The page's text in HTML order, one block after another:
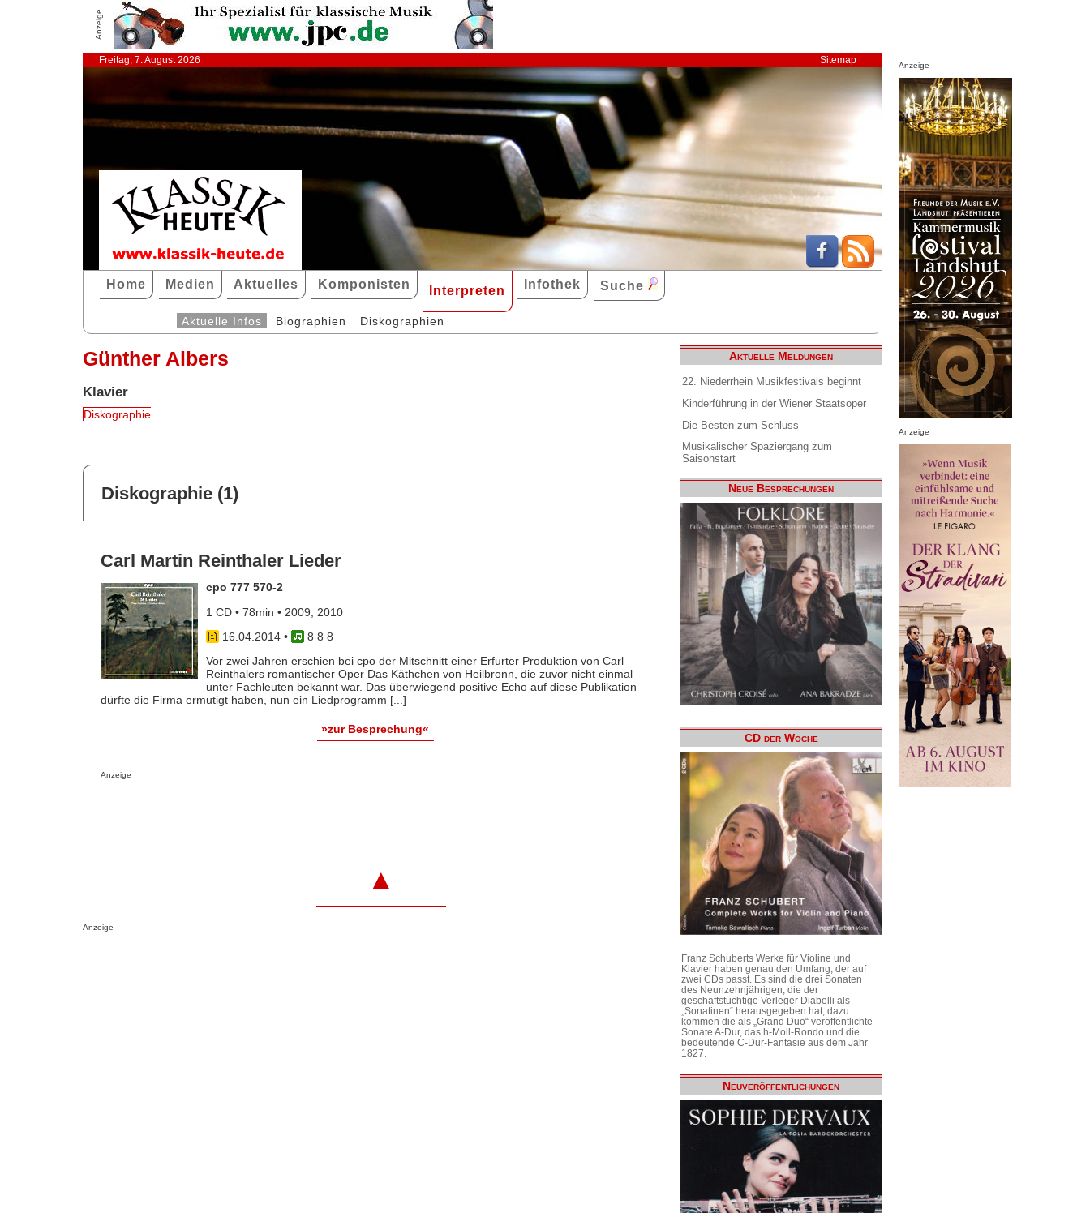
Anzeige
Freitag, 7. August 2026 Sitemap
Home Medien Aktuelles Komponisten Interpreten Infothek Suche
Aktuelle Infos Biographien Diskographien
Günther Albers
Klavier
Diskographie
Diskographie (1)
Carl Martin Reinthaler Lieder
cpo 777 570-2
1 CD • 78min • 2009, 2010
16.04.2014•
8 8 8
Vor zwei Jahren erschien bei cpo der Mitschnitt einer Erfurter Produktion von Carl
Reinthalers romantischer Oper Das Käthchen von Heilbronn, die zuvor nicht einmal
unter Fachleuten bekannt war. Das überwiegend positive Echo auf diese Publikation
dürfte die Firma ermutigt haben, nun ein Liedprogramm [...]
»zur Besprechung«
Anzeige
▲
Anzeige
Aktuelle Meldungen
22. Niederrhein Musikfestivals beginnt
Kinderführung in der Wiener Staatsoper
Die Besten zum Schluss
Musikalischer Spaziergang zum
Saisonstart
Neue Besprechungen
CD der Woche
Franz Schuberts Werke für Violine und
Klavier haben genau den Umfang, der auf
zwei CDs passt. Es sind die drei Sonaten
des Neunzehnjährigen, die der
geschäftstüchtige Verleger Diabelli als
„Sonatinen“ herausgegeben hat, dazu
kommen die als „Grand Duo“ veröffentlichte
Sonate A-Dur, das h-Moll-Rondo und die
bedeutende C-Dur-Fantasie aus dem Jahr
1827.
Neuveröffentlichungen
Anzeige
Anzeige